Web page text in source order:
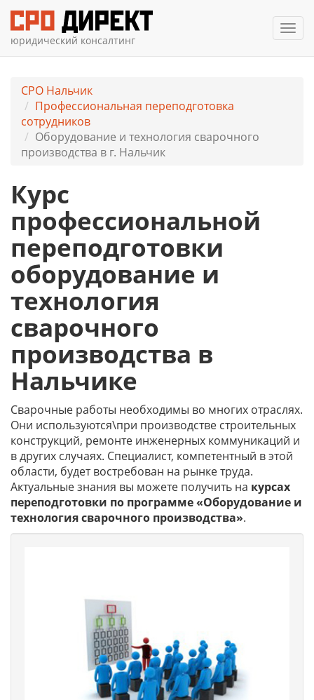
юридический консалтинг
СРО Нальчик
Профессиональная переподготовка
сотрудников
Оборудование и технология сварочного
производства в г. Нальчик
Курс
профессиональной
переподготовки
оборудование и
технология
сварочного
производства в
Нальчике
Сварочные работы необходимы во многих отраслях.
Они используются\при производстве строительных
конструкций, ремонте инженерных коммуникаций и
в других случаях. Специалист, компетентный в этой
области, будет востребован на рынке труда.
Актуальные знания вы можете получить на курсах
переподготовки по программе «Оборудование и
технология сварочного производства».